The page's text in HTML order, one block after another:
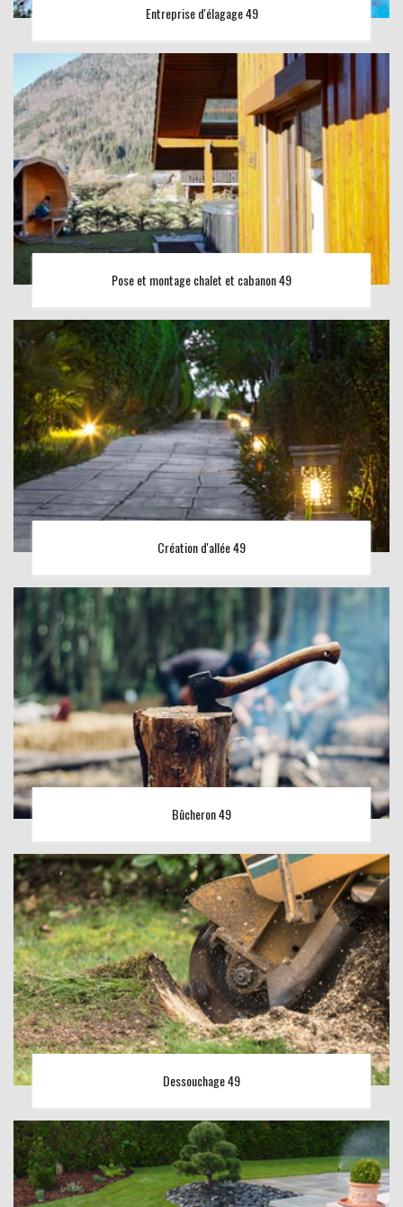
Entreprise d'élagage 49
Pose et montage chalet et cabanon 49
Création d'allée 49
Bûcheron 49
Dessouchage 49